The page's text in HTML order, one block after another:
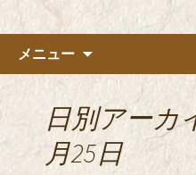
メニュー
日別アーカ
月25日